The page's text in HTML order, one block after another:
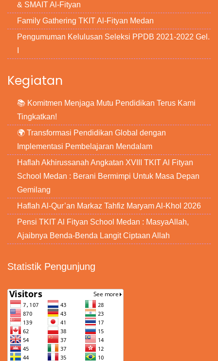
& SMAIT Al-Fityan
Family Gathering TKIT Al-Fityan Medan
Pengumuman Kelulusan Seleksi PPDB 2021-2022 Gel.
Kegiatan
📚 Komitmen Menjaga Mutu Pendidikan Terus Kami
Tingkatkan!
🌍 Transformasi Pendidikan Global dengan
Implementasi Pembelajaran Mendalam
Haflah Akhirussanah Angkatan XVIII TKIT Al Fityan
School Medan : Berani Bermimpi Untuk Masa Depan
Gemilang
Haflah Al-Qur’an Markaz Tahfiz Maryam Al-Khol 2026
Pensi TKIT Al Fityan School Medan : MasyaAllah,
Ajaibnya Benda-Benda Langit Ciptaan Allah
Statistik Pengunjung